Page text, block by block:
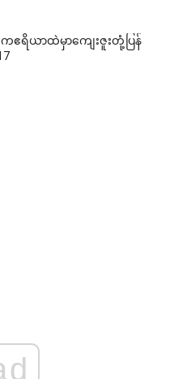
ကဧရိယာထဲမှာကျေးဇူးတုံ့ပြန်